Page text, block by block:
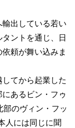
出している若い
ントを通じ、日
頼が舞い込みま
てから起業した
あるビン・フゥ
部のヴィン・フッ
人には同じに聞